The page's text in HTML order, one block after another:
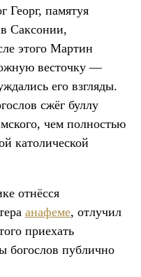
Георг, памятуя
Саксонии,
этого Мартин
весточку —
его взгляды.
сжёг буллу
чем полностью
католической
отнёсся
анафеме, отлучил
приехать
богослов публично